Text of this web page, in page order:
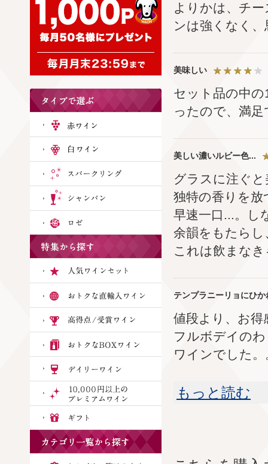
よりかは、チ
ンは強くなく
美味しい
セット品の中
ったので、満足
美しい濃いルビー色...
グラスに注ぐ
独特の香りを
早速一口...。し
余韻をもたら
これは飲まな
テンプラニーリョにひか
値段より、お
フルボデイの
ワインでした。
もっと読む